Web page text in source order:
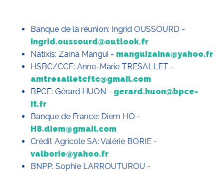
Banque de la réunion: Ingrid OUSSOURD -
ingrid.oussourd@outlook.fr
Natixis: Zaïna Mangui - manguizaina@yahoo.fr
HSBC/CCF: Anne-Marie TRESALLET -
amtresalletcftc@gmail.com
BPCE: Gérard HUON - gerard.huon@bpce-
it.fr
Banque de France: Diem HO -
H8.diem@gmail.com
Crédit Agricole SA: Valérie BORIE -
valborie@yahoo.fr
BNPP: Sophie LARROUTUROU -